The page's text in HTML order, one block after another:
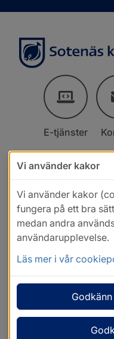
E-tjänster
Vi använder kakor
Vi använder kakor
fungera på ett bra
medan andra
användarupplevelse.
Läs mer i vår